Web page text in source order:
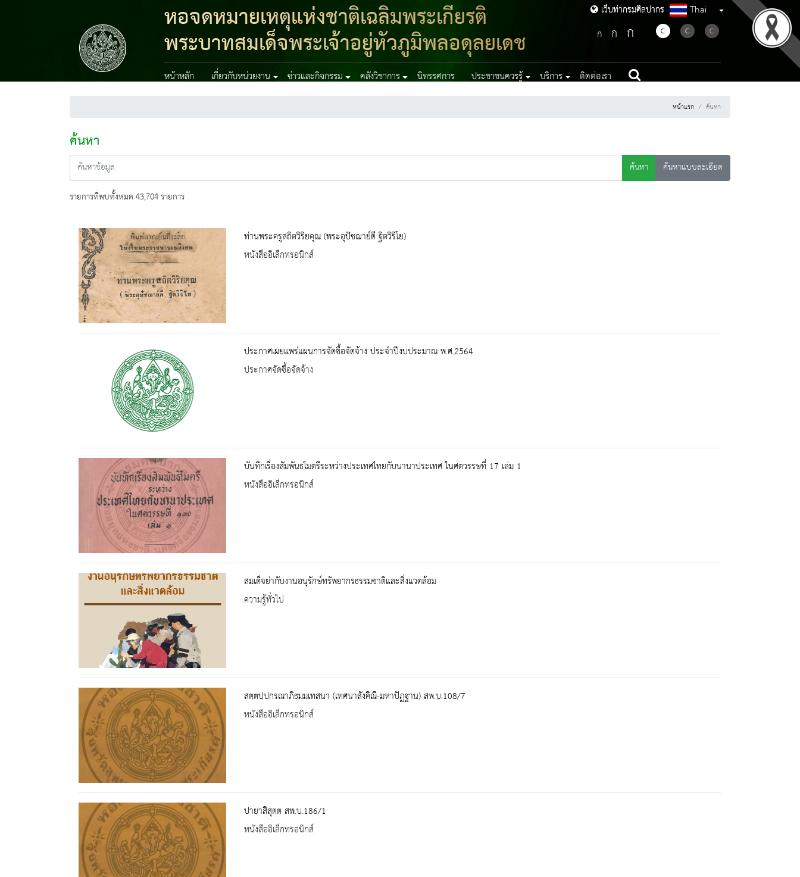
เว็บท่ากรมศิลปากร
หอจดหมายเหตุแห่งชาติเฉลิมพระเกียรติ
พระบาทสมเด็จพระเจ้าอยู่หัวภูมิพลอดุลยเดช
เว็บท่ากรมศิลปากร Thai
ก ก ก C C C
หน้าหลัก เกี่ยวกับหน่วยงาน ข่าวและกิจกรรม คลังวิชาการ นิทรรศการ ประชาชนควรรู้ บริการ ติดต่อเรา
หน้าแรก ค้นหา
ค้นหา
ค้นหา
ค้นหาแบบละเอียด
รายการที่พบทั้งหมด 43,704 รายการ
ท่านพระครูสถิตวิริยคุณ (พระอุปัชฌาย์ดี ฐิตวิริโย)
หนังสืออิเล็กทรอนิกส์
ประกาศเผยแพร่แผนการจัดซื้อจัดจ้าง ประจำปีงบประมาณ พ.ศ.2564
ประกาศจัดซื้อจัดจ้าง
บันทึกเรื่องสัมพันธไมตรีระหว่างประเทศไทยกับนานาประเทศ ในศตวรรษที่ 17 เล่ม 1
หนังสืออิเล็กทรอนิกส์
สมเด็จย่ากับงานอนุรักษ์ทรัพยากรธรรมชาติและสิ่งแวดล้อม
ความรู้ทั่วไป
สตฺตปฺปกรณาภิธมฺมเทสนา (เทศนาสังคิณี-มหาปัฏฐาน) สพ.บ.108/7
หนังสืออิเล็กทรอนิกส์
ปายาสิสุตฺต สพ.บ.186/1
หนังสืออิเล็กทรอนิกส์